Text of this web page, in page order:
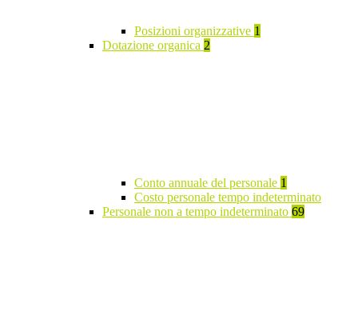
Posizioni organizzative 1
Dotazione organica 2
Conto annuale del personale 1
Costo personale tempo indeterminato
Personale non a tempo indeterminato 69